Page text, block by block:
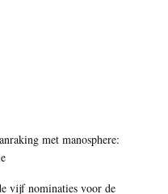
met manosphere:
vijf nominaties voor de